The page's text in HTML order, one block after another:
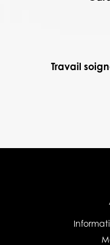
Travail